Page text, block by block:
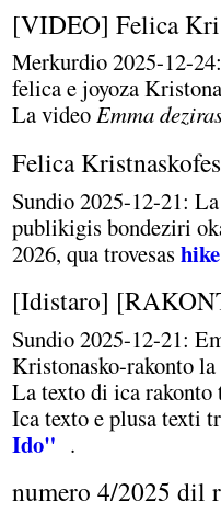
[VIDEO] Felica
Merkurdio 2025-12-
felica e joyoza
La videoEmma
Felica
Sundio 2025-12-21:
publikigis bondeziri
2026, qua trovesashike
[Idistaro]
Sundio 2025-12-21:
Kristonasko-rakonto
La texto di ica rakonto
Ica texto e plusa texti
Ido" .
numero 4/2025 dil